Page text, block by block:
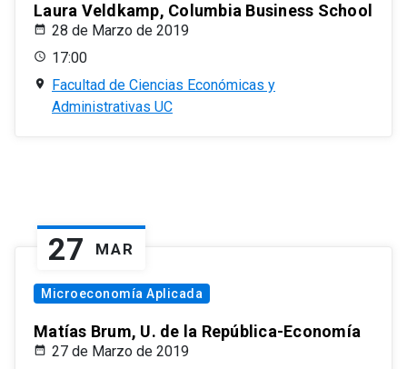
Laura Veldkamp, Columbia Business School
28 de Marzo de 2019
17:00
Facultad de Ciencias Económicas y
Administrativas UC
27 MAR
Microeconomía Aplicada
Matías Brum, U. de la República-Economía
27 de Marzo de 2019